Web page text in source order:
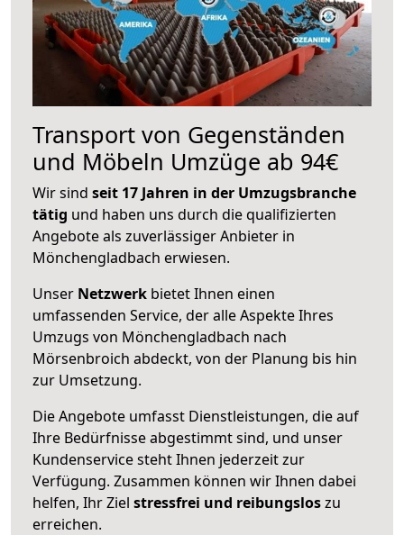
Transport von Gegenständen
und Möbeln Umzüge ab 94€
Wir sind seit 17 Jahren in der Umzugsbranche
tätig und haben uns durch die qualifizierten
Angebote als zuverlässiger Anbieter in
Mönchengladbach erwiesen.
Unser Netzwerk bietet Ihnen einen
umfassenden Service, der alle Aspekte Ihres
Umzugs von Mönchengladbach nach
Mörsenbroich abdeckt, von der Planung bis hin
zur Umsetzung.
Die Angebote umfasst Dienstleistungen, die auf
Ihre Bedürfnisse abgestimmt sind, und unser
Kundenservice steht Ihnen jederzeit zur
Verfügung. Zusammen können wir Ihnen dabei
helfen, Ihr Ziel stressfrei und reibungsloszu
erreichen.